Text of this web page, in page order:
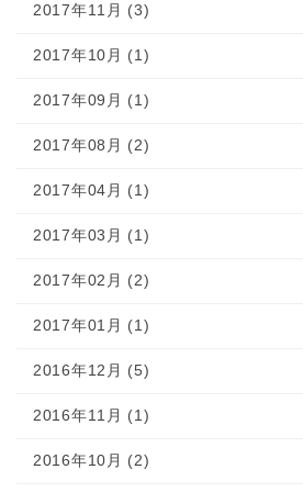
2017年11月 (3)
2017年10月 (1)
2017年09月 (1)
2017年08月 (2)
2017年04月 (1)
2017年03月 (1)
2017年02月 (2)
2017年01月 (1)
2016年12月 (5)
2016年11月 (1)
2016年10月 (2)